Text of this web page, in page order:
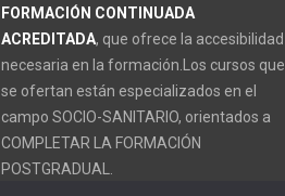
FORMACIÓN CONTINUADA
ACREDITADA, que ofrece la accesibilidad
necesaria en la formación.Los cursos que
se ofertan están especializados en el
campo SOCIO-SANITARIO, orientados a
COMPLETAR LA FORMACIÓN
POSTGRADUAL.